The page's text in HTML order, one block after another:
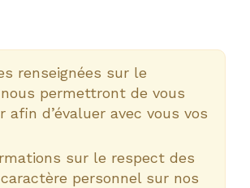
renseignées sur le
permettront de vous
afin d’évaluer avec vous vos
sur le respect des
personnel sur nos